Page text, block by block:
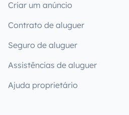
Criar um anúncio
Contrato de aluguer
Seguro de aluguer
Assistências de aluguer
Ajuda proprietário